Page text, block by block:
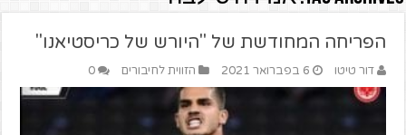
הפריחה המחודשת של "היורש של כריסטיאנו"
דור טיטו 6 בפברואר 2021 הזווית לחיבורים 0